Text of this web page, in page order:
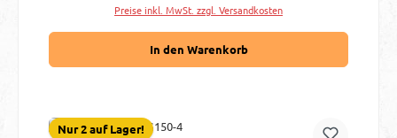
Preise inkl. MwSt. zzgl. Versandkosten
In den Warenkorb
Nur 2 auf Lager!